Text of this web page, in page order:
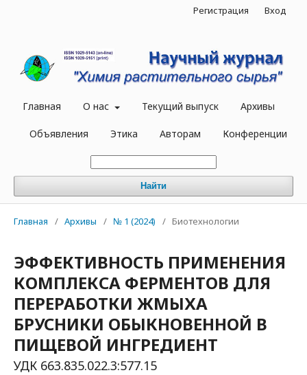
Главная О нас Текущий выпуск Архивы
Объявления Этика Авторам Конференции
Найти
Регистрация Вход
Главная / Архивы / № 1 (2024) / Биотехнологии
ЭФФЕКТИВНОСТЬ ПРИМЕНЕНИЯ
КОМПЛЕКСА ФЕРМЕНТОВ ДЛЯ
ПЕРЕРАБОТКИ ЖМЫХА
БРУСНИКИ ОБЫКНОВЕННОЙ В
ПИЩЕВОЙ ИНГРЕДИЕНТ
УДК 663.835.022.3:577.15